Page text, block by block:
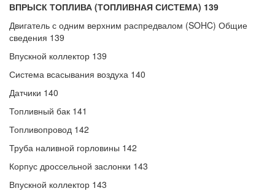
ВПРЫСК ТОПЛИВА (ТОПЛИВНАЯ СИСТЕМА) 139
Двигатель с одним верхним распредвалом (SOHC) Общие
сведения 139
Впускной коллектор 139
Система всасывания воздуха 140
Датчики 140
Топливный бак 141
Топливопровод 142
Труба наливной горловины 142
Корпус дроссельной заслонки 143
Впускной коллектор 143